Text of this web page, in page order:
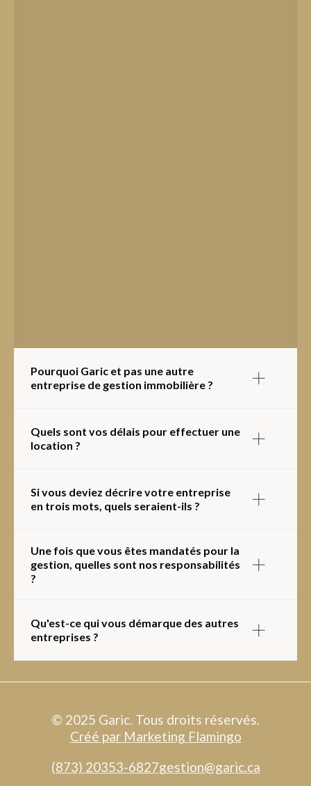
Pourquoi Garic et pas une autre
entreprise de gestion immobilière ?
appelez, nous répondons. Notre approche est moderne et
personnalisée, afin de répondre efficacement à vos
Quels sont vos délais pour effectuer une
location ?
nos stratégies modernes et à notre système optimisé,
nous ciblons efficacement la clientèle idéale, nous
Si vous deviez décrire votre entreprise
en trois mots, quels seraient-ils ?
Une fois que vous êtes mandatés pour la
gestion, quelles sont nos responsabilités
?
Nous offrons un service clé en main, incluant le suivi et
des rapports mensuels.
Qu'est-ce qui vous démarque des autres
entreprises ?
du maintien de la valeur de votre actif. Il est essentiel que
© 2025 Garic. Tous droits réservés.
Créé par Marketing Flamingo
(873) 20353-6827gestion@garic.ca